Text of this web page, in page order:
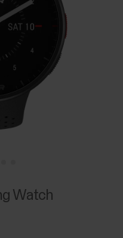
Watch